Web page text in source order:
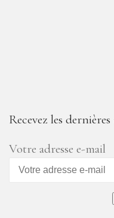
Recevez les
Votre adresse e-mail